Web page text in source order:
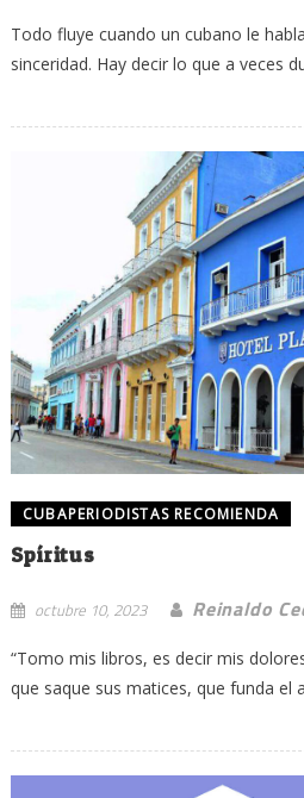
Todo fluye cuando un cubano le
sinceridad. Hay decir lo que a veces
CUBAPERIODISTAS RECOMIENDA
Spíritus
octubre 10, 2023 Reinaldo
“Tomo mis libros, es decir mis
que saque sus matices, que funda el